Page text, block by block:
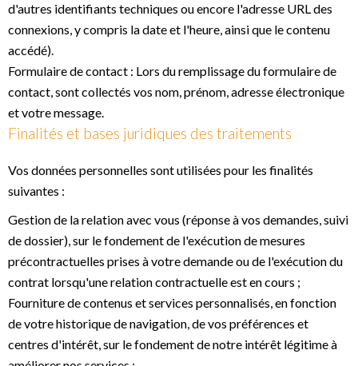
d'autres identifiants techniques ou encore l'adresse URL des
connexions, y compris la date et l'heure, ainsi que le contenu
accédé).
Formulaire de contact : Lors du remplissage du formulaire de
contact, sont collectés vos nom, prénom, adresse électronique
et votre message.
Finalités et bases juridiques des traitements
Vos données personnelles sont utilisées pour les finalités
suivantes :
Gestion de la relation avec vous (réponse à vos demandes, suivi
de dossier), sur le fondement de l'exécution de mesures
précontractuelles prises à votre demande ou de l'exécution du
contrat lorsqu'une relation contractuelle est en cours ;
Fourniture de contenus et services personnalisés, en fonction
de votre historique de navigation, de vos préférences et
centres d'intérêt, sur le fondement de notre intérêt légitime à